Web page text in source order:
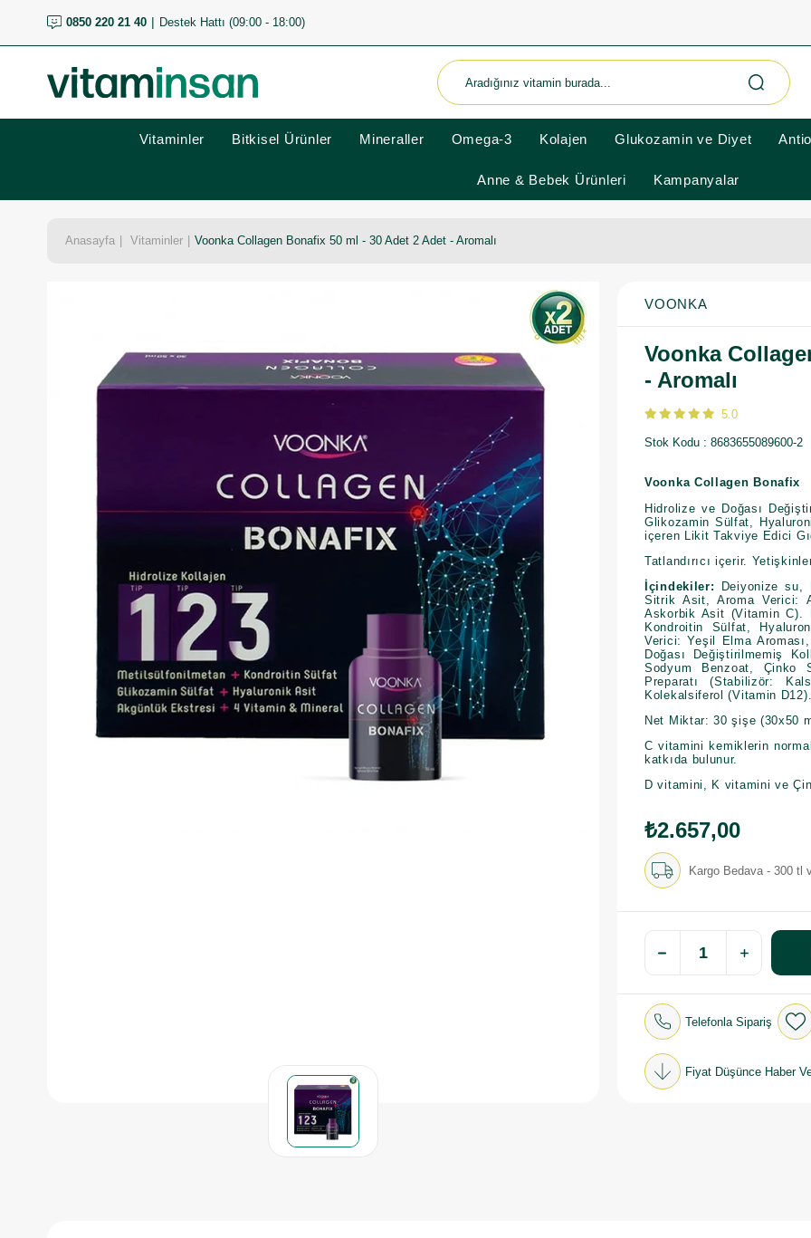
0850 220 21 40 Destek Hattı (09:00 - 18:00)
Vitaminler Bitkisel Ürünler Mineraller Omega-3 Kolajen Glukozamin ve Diyet
Anne & Bebek Ürünleri Kampanyalar
Anasayfa Vitaminler Voonka Collagen Bonafix 50 ml - 30 Adet 2 Adet - Aromalı
VOONKA
Voonka
- Aromalı
5.0
Stok Kodu 8683655089600-2
Voonka Collagen Bonafix
Hidrolize ve Doğası
Glikozamin Sülfat,
içeren Likit Takviye Edici
Tatlandırıcı içerir.
İçindekiler: Deiyonize
Sitrik Asit, Aroma Verici:
Askorbik Asit (Vitamin C).
Kondroitin Sülfat,
Verici: Yeşil Elma
Doğası Değiştirilmemiş
Sodyum Benzoat, Çinko
Preparatı (Stabilizör:
Kolekalsiferol (Vitamin D12).
Net Miktar: 30 şişe (30x50
C vitamini kemiklerin
katkıda bulunur.
D vitamini, K vitamini ve
₺2.657,00
Kargo Bedava - 300 tl
Telefonla Sipariş
Fiyat Düşünce Haber